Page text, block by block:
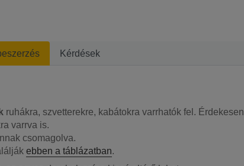
Kérdések
ruhákra, szvetterekre, kabátokra varrhatók fel. Érdekesen
varrva is.
csomagolva.
ebben a táblázatban.